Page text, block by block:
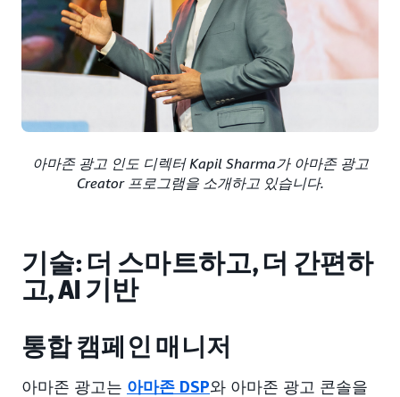
아마존 광고 인도 디렉터 Kapil Sharma가 아마존 광고
Creator 프로그램을 소개하고 있습니다.
기술: 더 스마트하고, 더 간편하
고, AI 기반
통합 캠페인 매니저
아마존 광고는 아마존 DSP와 아마존 광고 콘솔을